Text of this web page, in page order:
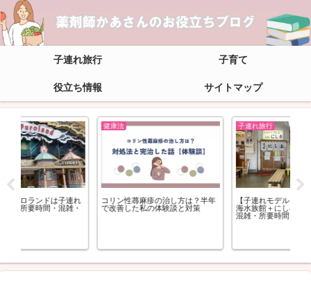
子連れ旅行 子育て
役立ち情報 サイトマップ
健康法
コリン性蕁麻疹の治し方は？半年
で改善した私の体験談と対策
子連れ旅行
【子連れモデルコース】沼津港深
海水族館＋にし与ランチ|回り方・